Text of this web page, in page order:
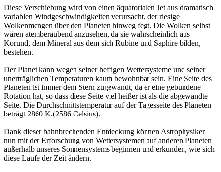
Diese Verschiebung wird von einen äquatorialen Jet aus dramatisch
variablen Windgeschwindigkeiten verursacht, der riesige
Wolkenmengen über den Planeten hinweg fegt. Die Wolken selbst
wären atemberaubend anzusehen, da sie wahrscheinlich aus
Korund, dem Mineral aus dem sich Rubine und Saphire bilden,
bestehen.
Der Planet kann wegen seiner heftigen Wettersysteme und seiner
unerträglichen Temperaturen kaum bewohnbar sein. Eine Seite des
Planeten ist immer dem Stern zugewandt, da er eine gebundene
Rotation hat, so dass diese Seite viel heißer ist als die abgewandte
Seite. Die Durchschnittstemperatur auf der Tagesseite des Planeten
beträgt 2860 K.(2586 Celsius).
Dank dieser bahnbrechenden Entdeckung können Astrophysiker
nun mit der Erforschung von Wettersystemen auf anderen Planeten
außerhalb unseres Sonnensystems beginnen und erkunden, wie sich
diese Laufe der Zeit ändern.